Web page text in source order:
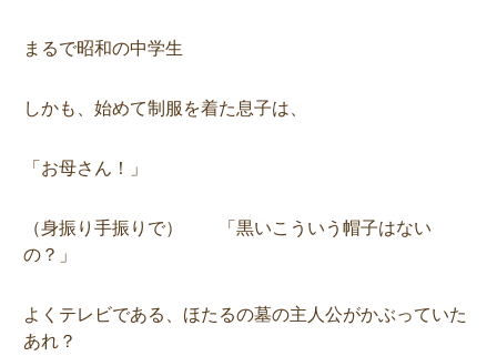
まるで昭和の中学生
しかも、始めて制服を着た息子は、
「お母さん！」
（身振り手振りで）
「黒いこういう帽子はない
の？」
よくテレビである、ほたるの墓の主人公がかぶっていた
あれ？